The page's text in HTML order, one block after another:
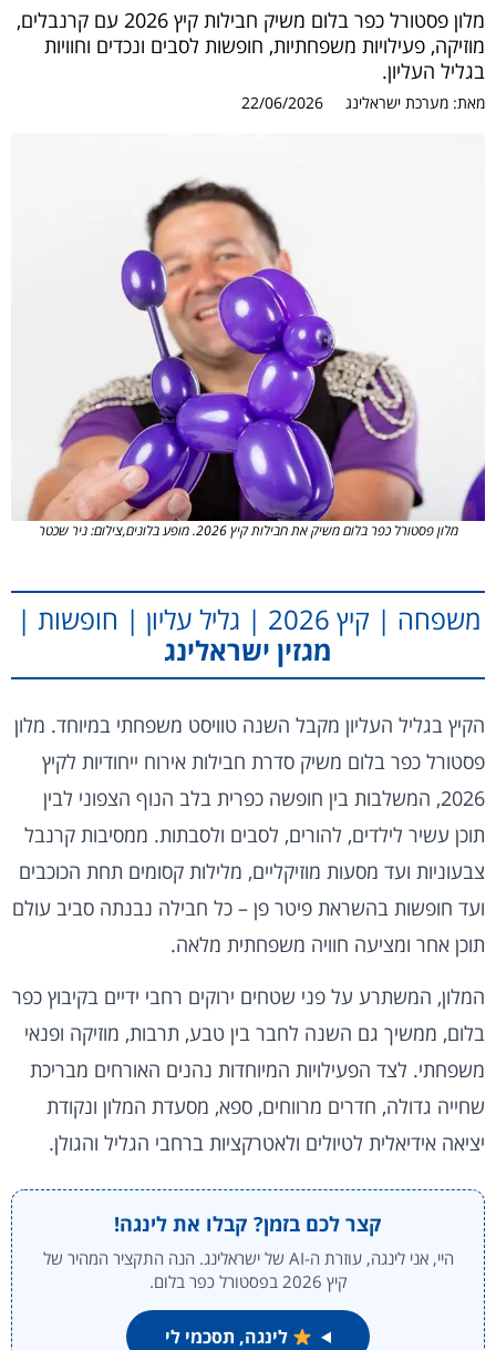
מלון פסטורל כפר בלום משיק חבילות קיץ 2026 עם קרנבלים,
מוזיקה, פעילויות משפחתיות, חופשות לסבים ונכדים וחוויות
בגליל העליון.
מאת: מערכת ישראלינג 22/06/2026
מלון פסטורל כפר בלום משיק את חבילות קיץ 2026. מופע בלונים,צילום: ניר שכטר
משפחה | קיץ 2026 | גליל עליון | חופשות |
מגזין ישראלינג
הקיץ בגליל העליון מקבל השנה טוויסט משפחתי במיוחד. מלון
פסטורל כפר בלום משיק סדרת חבילות אירוח ייחודיות לקיץ
2026, המשלבות בין חופשה כפרית בלב הנוף הצפוני לבין
תוכן עשיר לילדים, להורים, לסבים ולסבתות. ממסיבות קרנבל
צבעוניות ועד מסעות מוזיקליים, מלילות קסומים תחת הכוכבים
ועד חופשות בהשראת פיטר פן – כל חבילה נבנתה סביב עולם
תוכן אחר ומציעה חוויה משפחתית מלאה.
המלון, המשתרע על פני שטחים ירוקים רחבי ידיים בקיבוץ כפר
בלום, ממשיך גם השנה לחבר בין טבע, תרבות, מוזיקה ופנאי
משפחתי. לצד הפעילויות המיוחדות נהנים האורחים מבריכת
שחייה גדולה, חדרים מרווחים, ספא, מסעדת המלון ונקודת
יציאה אידיאלית לטיולים ולאטרקציות ברחבי הגליל והגולן.
קצר לכם בזמן? קבלו את לינגה!
היי, אני לינגה, עוזרת ה-AI של ישראלינג. הנה התקציר המהיר של
קיץ 2026 בפסטורל כפר בלום.
לינגה, תסכמי לי